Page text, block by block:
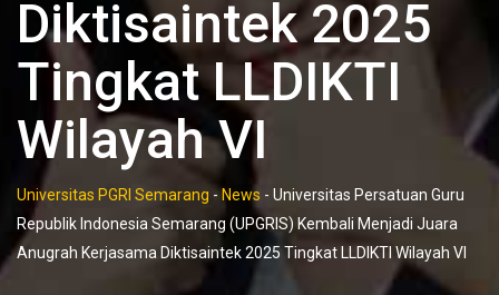
Diktisaintek 2025
Tingkat LLDIKTI
Wilayah VI
Universitas PGRI Semarang - News - Universitas Persatuan Guru
Republik Indonesia Semarang (UPGRIS) Kembali Menjadi Juara
Anugrah Kerjasama Diktisaintek 2025 Tingkat LLDIKTI Wilayah VI